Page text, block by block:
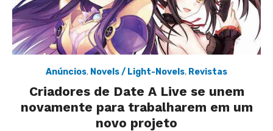
Anúncios, Novels / Light-Novels, Revistas
Criadores de Date A Live se unem
novamente para trabalharem em um
novo projeto